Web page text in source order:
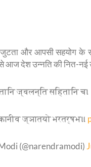
और आपसी सहयोग के
आज देश उन्नति की नित-नई
ज्वलन्ति सहितानि च।
ज्ञातयो भरतर्षभ॥
(@narendramodi)